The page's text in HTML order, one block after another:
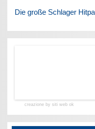
Die große Schlager
creazione by siti web ok